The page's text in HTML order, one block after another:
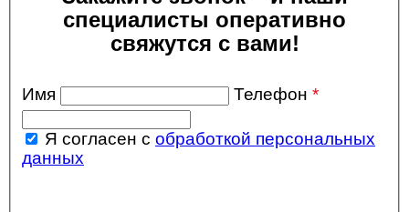
специалисты оперативно
свяжутся с вами!
Имя Телефон *
Я согласен с обработкой персональных
данных